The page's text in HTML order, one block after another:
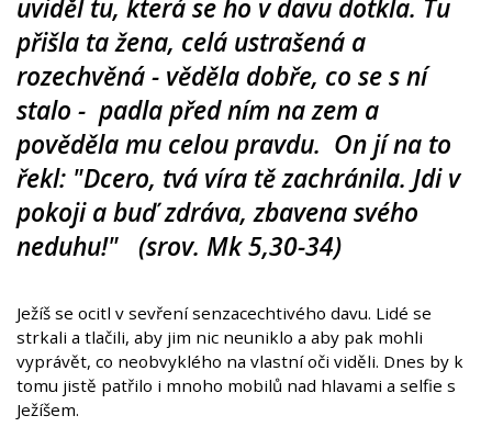
uviděl tu, která se ho v davu dotkla. Tu
přišla ta žena, celá ustrašená a
rozechvěná - věděla dobře, co se s ní
stalo - padla před ním na zem a
pověděla mu celou pravdu. On jí na to
řekl: "Dcero, tvá víra tě zachránila. Jdi v
pokoji a buď zdráva, zbavena svého
neduhu!" (srov. Mk 5,30-34)
Ježíš se ocitl v sevření senzacechtivého davu. Lidé se
strkali a tlačili, aby jim nic neuniklo a aby pak mohli
vyprávět, co neobvyklého na vlastní oči viděli. Dnes by k
tomu jistě patřilo i mnoho mobilů nad hlavami a selfie s
Ježíšem.